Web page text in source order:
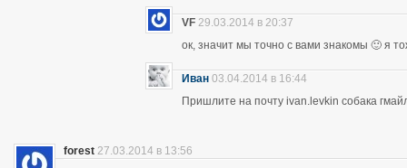
VF 29.03.2014 в 20:37
ок, значит мы точно с вами знакомы 🙂 я
Иван 03.04.2014 в 16:44
Пришлите на почту ivan.levkin собака
forest 27.03.2014 в 13:56